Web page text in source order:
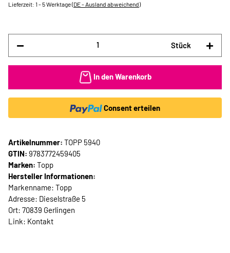
Lieferzeit: 1 - 5 Werktage(DE - Ausland abweichend)
Stück
In den Warenkorb
Consent erteilen
Artikelnummer: TOPP 5940
GTIN: 9783772459405
Marken: Topp
Hersteller Informationen:
Markenname: Topp
Adresse: Dieselstraße 5
Ort: 70839 Gerlingen
Link: Kontakt